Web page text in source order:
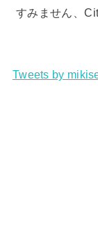
すみません、
Tweets by